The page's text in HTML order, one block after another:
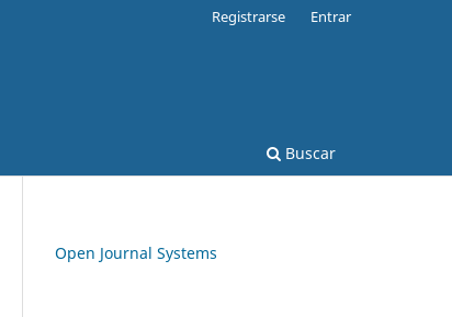
Buscar
Registrarse Entrar
Open Journal Systems